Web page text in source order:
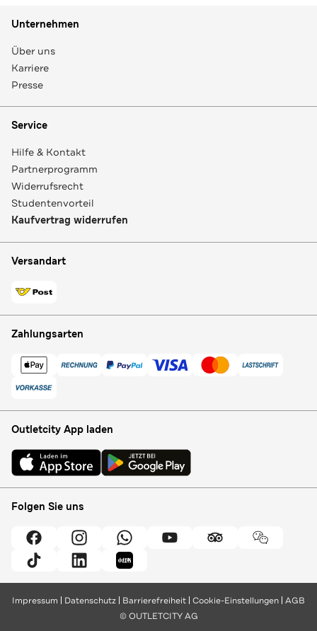
Unternehmen
Über uns
Karriere
Presse
Service
Hilfe & Kontakt
Partnerprogramm
Widerrufsrecht
Studentenvorteil
Kaufvertrag widerrufen
Versandart
Zahlungsarten
Outletcity App laden
Folgen Sie uns
Impressum Datenschutz Barrierefreiheit Cookie-Einstellungen AGB
© OUTLETCITY AG